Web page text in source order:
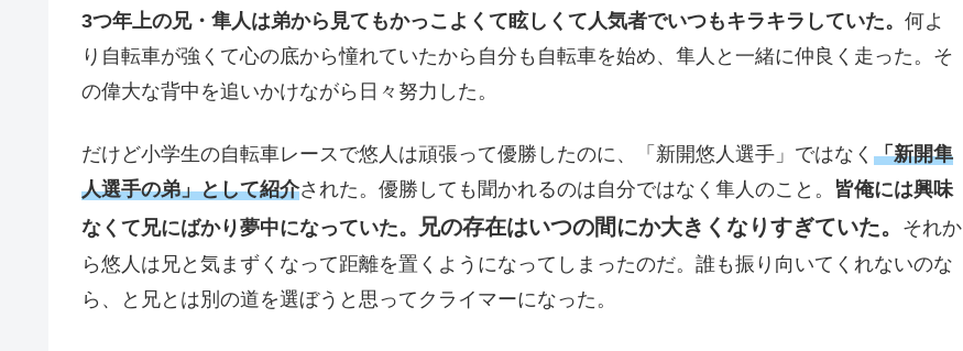
3つ年上の兄・隼人は弟から見てもかっこよくて眩しくて人気者でいつもキラキラしていた。 何よ
り自転車が強くて心の底から憧れていたから自分も自転車を始め、隼人と一緒に仲良く走った。そ
の偉大な背中を追いかけながら日々努力した。
だけど小学生の自転車レースで悠人は頑張って優勝したのに、「新開悠人選手」ではなく 「新開隼
人選手の弟」として紹介された。優勝しても聞かれるのは自分ではなく隼人のこと。 皆俺には興味
なくて兄にばかり夢中になっていた。
兄の存在はいつの間にか大きくなりすぎていた。 それか
ら悠人は兄と気まずくなって距離を置くようになってしまったのだ。誰も振り向いてくれないのな
ら、と兄とは別の道を選ぼうと思ってクライマーになった。